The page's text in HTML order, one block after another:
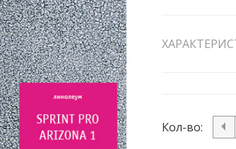
Кол-во: